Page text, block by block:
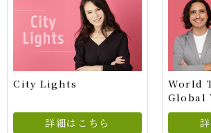
City Lights
詳細はこちら
World
Global